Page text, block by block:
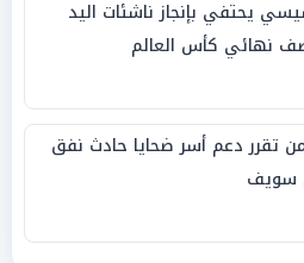
يحتفي بإنجاز ناشئات اليد
نهائي كأس العالم
تقرر دعم أسر ضحايا حادث نفق
سويف